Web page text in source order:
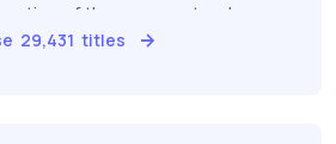
of the supernatural
mysticism and
29,431 titles